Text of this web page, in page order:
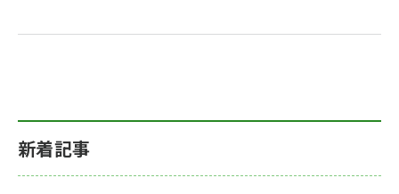
新着記事